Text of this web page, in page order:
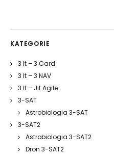
KATEGORIE
3 It – 3 Card
3 It – 3 NAV
3 It – Jit Agile
3-SAT
Astrobiologia 3-SAT
3-SAT2
Astrobiologia 3-SAT2
Dron 3-SAT2